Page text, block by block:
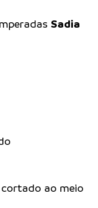
Sadia
ao meio